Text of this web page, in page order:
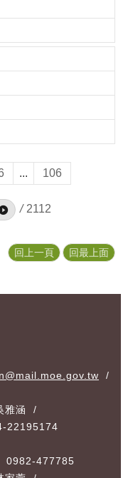
... 106
/ 2112
回上一頁 回最上面
/
雅涵 /
22195174
477785